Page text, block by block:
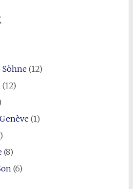
Söhne(12)
(12)
(1)
(8)
(6)